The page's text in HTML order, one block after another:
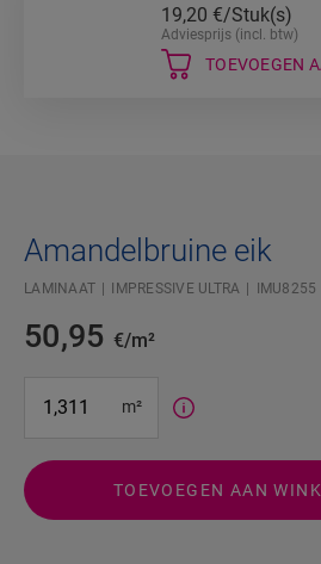
19,20 €/Stuk(s)
Adviesprijs (incl. btw)
TOEVOEGEN
Amandelbruine eik
LAMINAAT IMPRESSIVE ULTRA IMU8255
50,95 €/m²
m²
TOEVOEGEN AAN